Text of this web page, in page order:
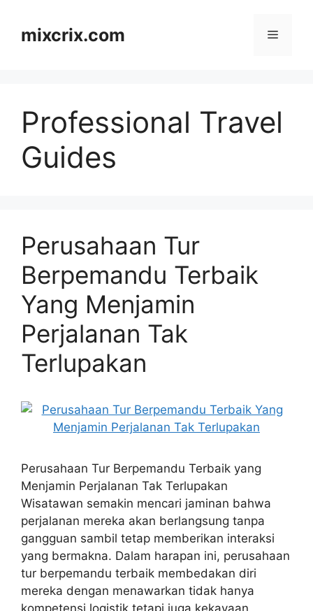
contentmixcrix.com Menu
Professional Travel
Guides
Perusahaan Tur
Berpemandu Terbaik
Yang Menjamin
Perjalanan Tak
Terlupakan
Perusahaan Tur Berpemandu Terbaik yang
Menjamin Perjalanan Tak Terlupakan
Wisatawan semakin mencari jaminan bahwa
perjalanan mereka akan berlangsung tanpa
gangguan sambil tetap memberikan interaksi
yang bermakna. Dalam harapan ini, perusahaan
tur berpemandu terbaik membedakan diri
mereka dengan menawarkan tidak hanya
kompetensi logistik tetapi juga kekayaan